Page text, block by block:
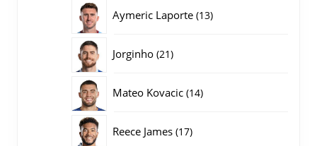
Aymeric Laporte 1313
Jorginho 2121
Mateo Kovacic 1414
Reece James 1717